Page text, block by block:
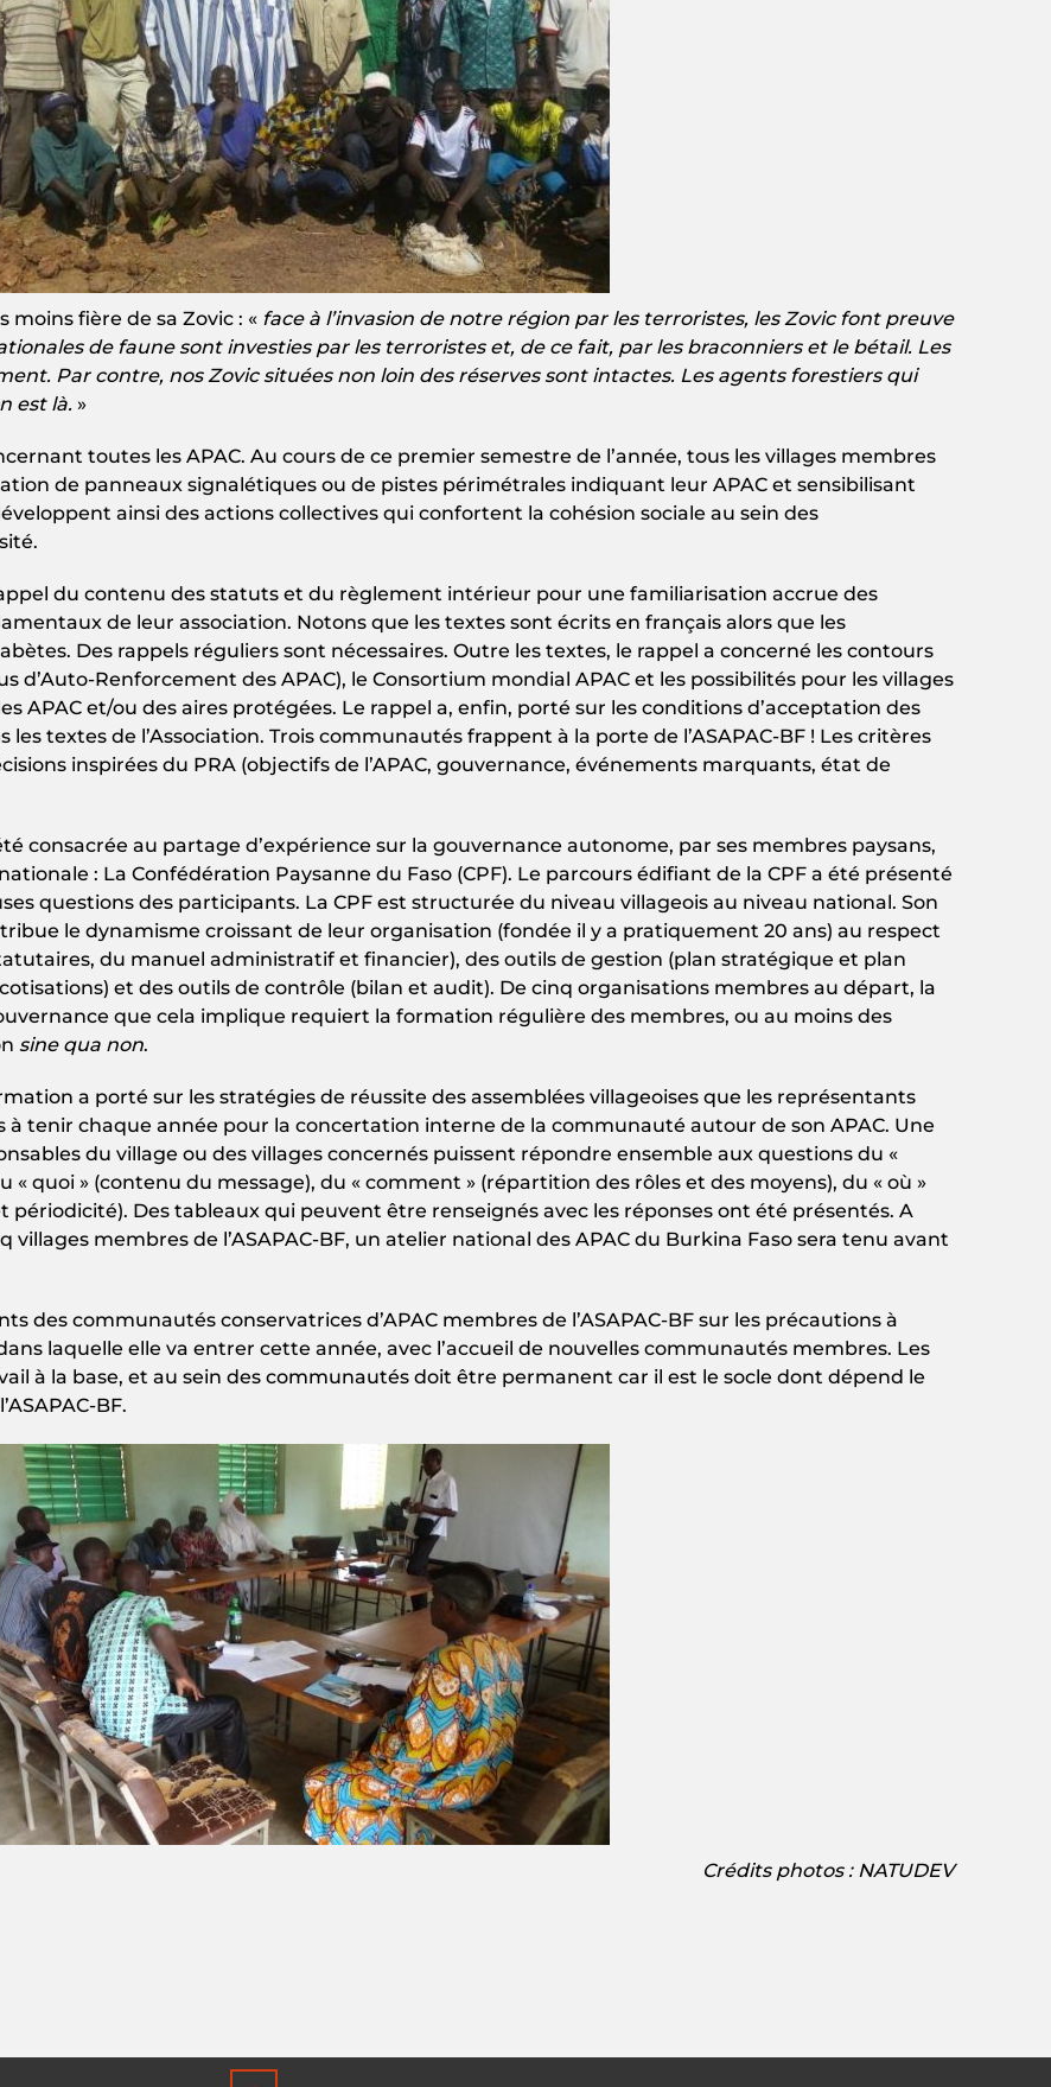
moins fière de sa Zovic : « face à l’invasion de notre région par les terroristes, les Zovic font preuve
de faune sont investies par les terroristes et, de ce fait, par les braconniers et le bétail. Les
Par contre, nos Zovic situées non loin des réserves sont intactes. Les agents forestiers qui
est là. »
toutes les APAC. Au cours de ce premier semestre de l’année, tous les villages membres
de panneaux signalétiques ou de pistes périmétrales indiquant leur APAC et sensibilisant
ainsi des actions collectives qui confortent la cohésion sociale au sein des
du contenu des statuts et du règlement intérieur pour une familiarisation accrue des
de leur association. Notons que les textes sont écrits en français alors que les
Des rappels réguliers sont nécessaires. Outre les textes, le rappel a concerné les contours
d’Auto-Renforcement des APAC), le Consortium mondial APAC et les possibilités pour les villages
APAC et/ou des aires protégées. Le rappel a, enfin, porté sur les conditions d’acceptation des
textes de l’Association. Trois communautés frappent à la porte de l’ASAPAC-BF ! Les critères
inspirées du PRA (objectifs de l’APAC, gouvernance, événements marquants, état de
consacrée au partage d’expérience sur la gouvernance autonome, par ses membres paysans,
: La Confédération Paysanne du Faso (CPF). Le parcours édifiant de la CPF a été présenté
questions des participants. La CPF est structurée du niveau villageois au niveau national. Son
le dynamisme croissant de leur organisation (fondée il y a pratiquement 20 ans) au respect
du manuel administratif et financier), des outils de gestion (plan stratégique et plan
et des outils de contrôle (bilan et audit). De cinq organisations membres au départ, la
que cela implique requiert la formation régulière des membres, ou au moins des
sine qua non.
a porté sur les stratégies de réussite des assemblées villageoises que les représentants
à tenir chaque année pour la concertation interne de la communauté autour de son APAC. Une
du village ou des villages concernés puissent répondre ensemble aux questions du «
quoi » (contenu du message), du « comment » (répartition des rôles et des moyens), du « où »
périodicité). Des tableaux qui peuvent être renseignés avec les réponses ont été présentés. A
villages membres de l’ASAPAC-BF, un atelier national des APAC du Burkina Faso sera tenu avant
des communautés conservatrices d’APAC membres de l’ASAPAC-BF sur les précautions à
laquelle elle va entrer cette année, avec l’accueil de nouvelles communautés membres. Les
à la base, et au sein des communautés doit être permanent car il est le socle dont dépend le
BF.
Crédits photos : NATUDEV